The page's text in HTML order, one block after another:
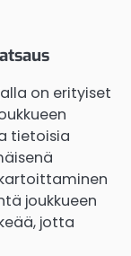
on erityiset
tietoisia
joukkueen
jotta